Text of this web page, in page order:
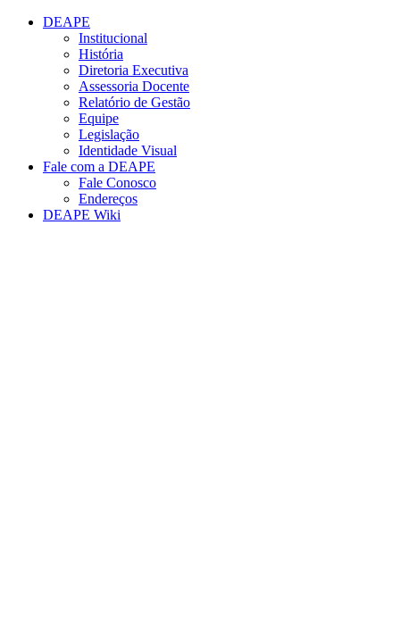
Conteúdo principal
DEAPE
Institucional
História
Diretoria Executiva
Assessoria Docente
Relatório de Gestão
Equipe
Legislação
Identidade Visual
Fale com a DEAPE
Fale Conosco
Endereços
DEAPE Wiki